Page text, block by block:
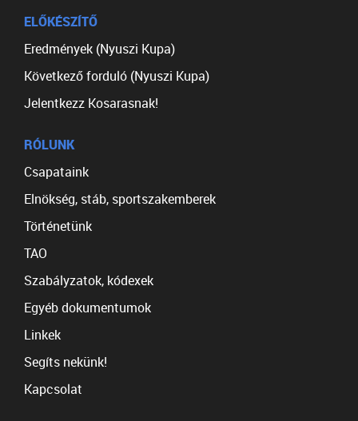
ELŐKÉSZÍTŐ
Eredmények (Nyuszi Kupa)
Következő forduló (Nyuszi Kupa)
Jelentkezz Kosarasnak!
RÓLUNK
Csapataink
Elnökség, stáb, sportszakemberek
Történetünk
TAO
Szabályzatok, kódexek
Egyéb dokumentumok
Linkek
Segíts nekünk!
Kapcsolat